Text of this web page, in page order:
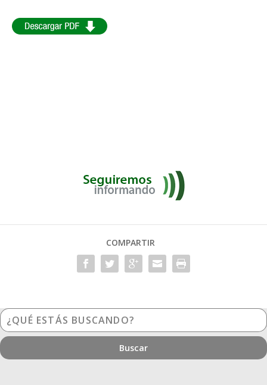
COMPARTIR
¿Qué
estás
buscando?